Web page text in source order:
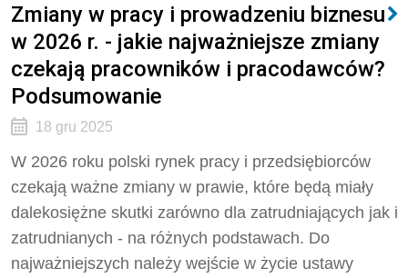
Zmiany w pracy i prowadzeniu biznesu
w 2026 r. - jakie najważniejsze zmiany
czekają pracowników i pracodawców?
Podsumowanie
18 gru 2025
W 2026 roku polski rynek pracy i przedsiębiorców
czekają ważne zmiany w prawie, które będą miały
dalekosiężne skutki zarówno dla zatrudniających jak i
zatrudnianych - na różnych podstawach. Do
najważniejszych należy wejście w życie ustawy